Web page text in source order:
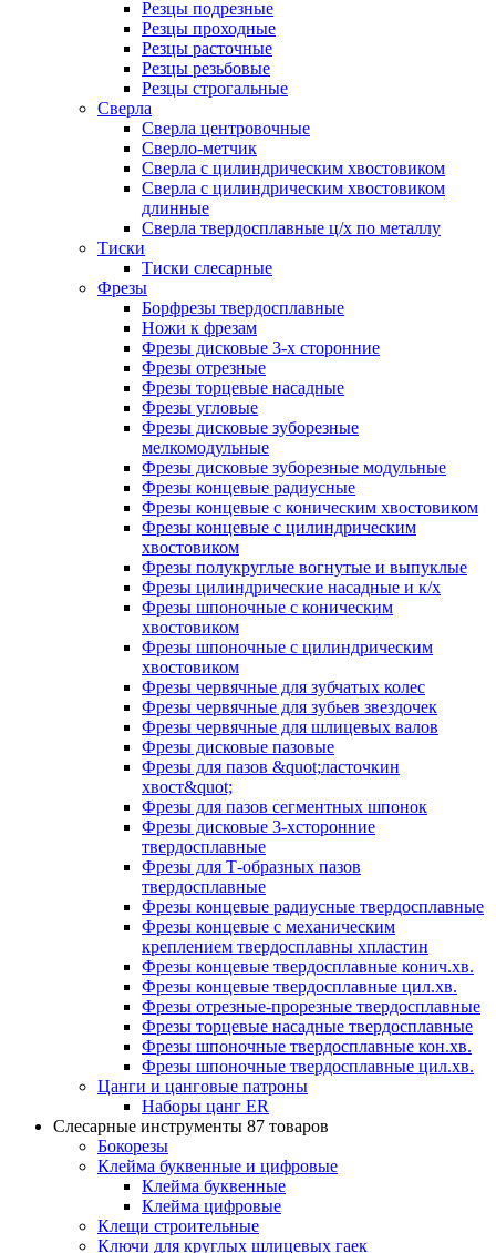
Резцы подрезные
Резцы проходные
Резцы расточные
Резцы резьбовые
Резцы строгальные
Сверла
Сверла центровочные
Сверло-метчик
Сверла с цилиндрическим хвостовиком
Сверла с цилиндрическим хвостовиком
длинные
Сверла твердосплавные ц/х по металлу
Тиски
Тиски слесарные
Фрезы
Борфрезы твердосплавные
Ножи к фрезам
Фрезы дисковые 3-х сторонние
Фрезы отрезные
Фрезы торцевые насадные
Фрезы угловые
Фрезы дисковые зуборезные
мелкомодульные
Фрезы дисковые зуборезные модульные
Фрезы концевые радиусные
Фрезы концевые с коническим хвостовиком
Фрезы концевые с цилиндрическим
хвостовиком
Фрезы полукруглые вогнутые и выпуклые
Фрезы цилиндрические насадные и к/х
Фрезы шпоночные с коническим
хвостовиком
Фрезы шпоночные с цилиндрическим
хвостовиком
Фрезы червячные для зубчатых колес
Фрезы червячные для зубьев звездочек
Фрезы червячные для шлицевых валов
Фрезы дисковые пазовые
Фрезы для пазов &quot;ласточкин
хвост&quot;
Фрезы для пазов сегментных шпонок
Фрезы дисковые 3-хсторонние
твердосплавные
Фрезы для Т-образных пазов
твердосплавные
Фрезы концевые радиусные твердосплавные
Фрезы концевые с механическим
креплением твердосплавны хпластин
Фрезы концевые твердосплавные конич.хв.
Фрезы концевые твердосплавные цил.хв.
Фрезы отрезные-прорезные твердосплавные
Фрезы торцевые насадные твердосплавные
Фрезы шпоночные твердосплавные кон.хв.
Фрезы шпоночные твердосплавные цил.хв.
Цанги и цанговые патроны
Наборы цанг ER
Слесарные инструменты 87 товаров
Бокорезы
Клейма буквенные и цифровые
Клейма буквенные
Клейма цифровые
Клещи строительные
Ключи для круглых шлицевых гаек